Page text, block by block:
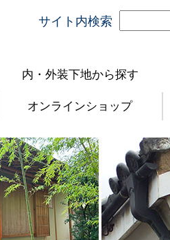
サイト内検索
内・外装下地から探す
オンラインショップ